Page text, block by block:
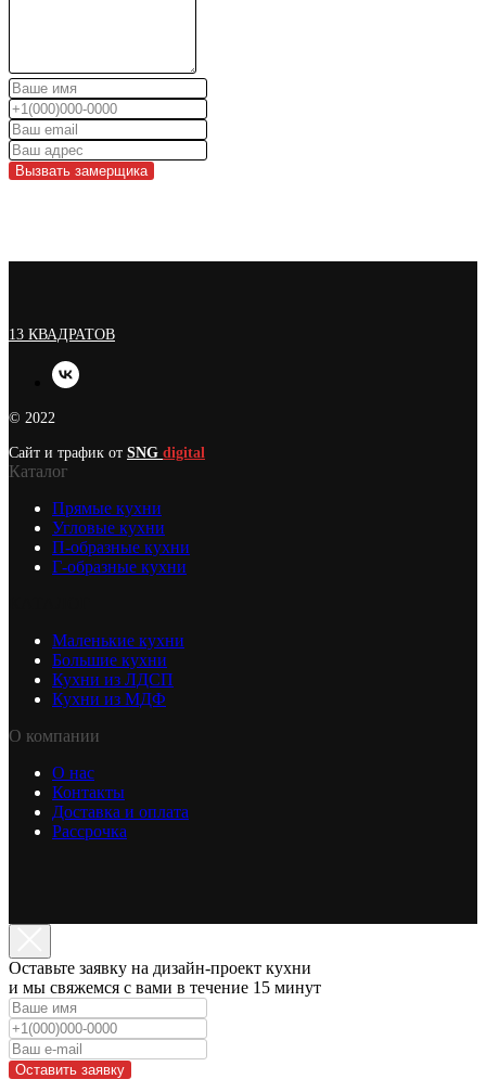
Вызвать замерщика
13 КВАДРАТОВ
© 2022
Сайт и трафик от SNG digital
Каталог
Прямые кухни
Угловые кухни
П-образные кухни
Г-образные кухни
Маленькие кухни
Большие кухни
Кухни из ЛДСП
Кухни из МДФ
О компании
О нас
Контакты
Доставка и оплата
Рассрочка
Оставьте заявку на дизайн-проект кухни
и мы свяжемся с вами в течение 15 минут
Оставить заявку